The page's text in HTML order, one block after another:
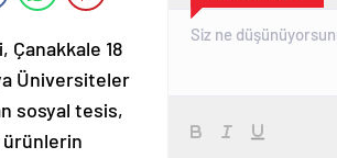
18
Üniversiteler
sosyal tesis,